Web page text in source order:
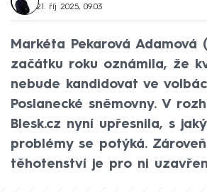
21. říj 2025, 09:03
Markéta Pekarová Adamová
začátku roku oznámila, že
nebude kandidovat ve
Poslanecké sněmovny. V
Blesk.cz nyní upřesnila, s
problémy se potýká.
těhotenství je pro ni